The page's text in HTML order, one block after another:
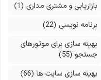
بازاریابی و مشتری مداری(1)
برنامه نویسی(22)
بهینه سازی برای موتورهای
جستجو(55)
بهینه سازی سایت ها(66)